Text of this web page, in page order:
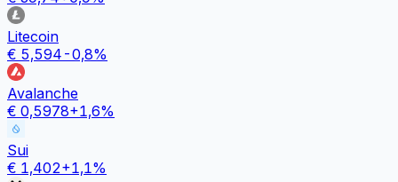
Litecoin
€ 5,594 -0,8%
Avalanche
€ 0,5978+1,6%
Sui
€ 1,402+1,1%